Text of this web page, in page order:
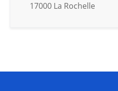
17000 La Rochelle